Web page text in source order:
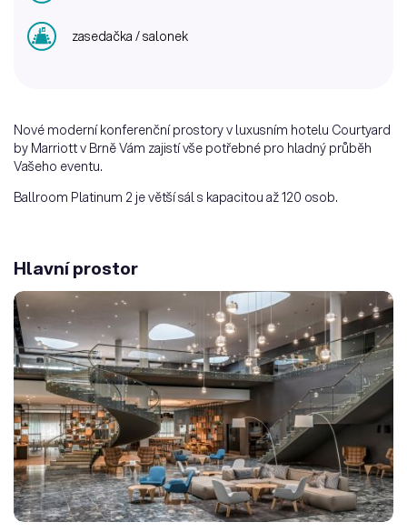
zasedačka / salonek
Nové moderní konferenční prostory v luxusním hotelu Courtyard
by Marriott v Brně Vám zajistí vše potřebné pro hladný průběh
Vašeho eventu.
Ballroom Platinum 2 je větší sál s kapacitou až 120 osob.
Hlavní prostor